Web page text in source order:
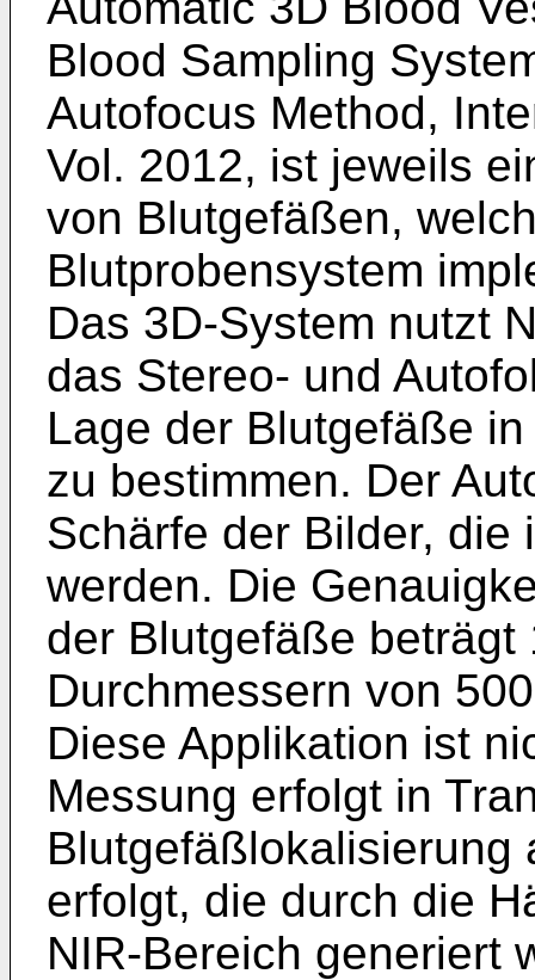
Blood Sampling
Autofocus Method,
Vol. 2012, ist jeweils
von Blutgefäßen,
Blutprobensystem
Das 3D-System nutzt
das Stereo- und
Lage der Blutgefäße
zu bestimmen. Der
Schärfe der Bilder, die
werden. Die
der Blutgefäße
Durchmessern von
Diese Applikation ist
Messung erfolgt in
Blutgefäßlokalisierung
erfolgt, die durch die
NIR-Bereich generiert